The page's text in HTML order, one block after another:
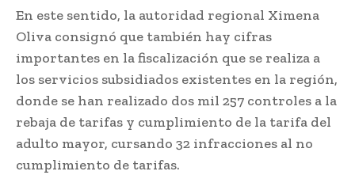
En este sentido, la autoridad regional Ximena
Oliva consignó que también hay cifras
importantes en la fiscalización que se realiza a
los servicios subsidiados existentes en la región,
donde se han realizado dos mil 257 controles a la
rebaja de tarifas y cumplimiento de la tarifa del
adulto mayor, cursando 32 infracciones al no
cumplimiento de tarifas.